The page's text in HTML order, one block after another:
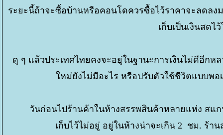
ระยะนี้ถ้าจะซื้อบ้านหรือคอนโดควรซื้อไว้ราคาจะลดลง
เก็บเป็นเงินสด
ดู ๆ แล้วประเทศไทยคงจะอยู่ในฐานะการเงินไม่ดีอีก
หม่ยังไม่มีอะไร หรือปรับตัวใช้ชีวิตแบบพอ
วันก่อนไปร้านค้าในห้างสรรพสินค้าหลายแห่ง สแ
เก็บไว้ไม่อยู่ อยู่ในห้างน่าจะเกิน 2 ชม. ร้